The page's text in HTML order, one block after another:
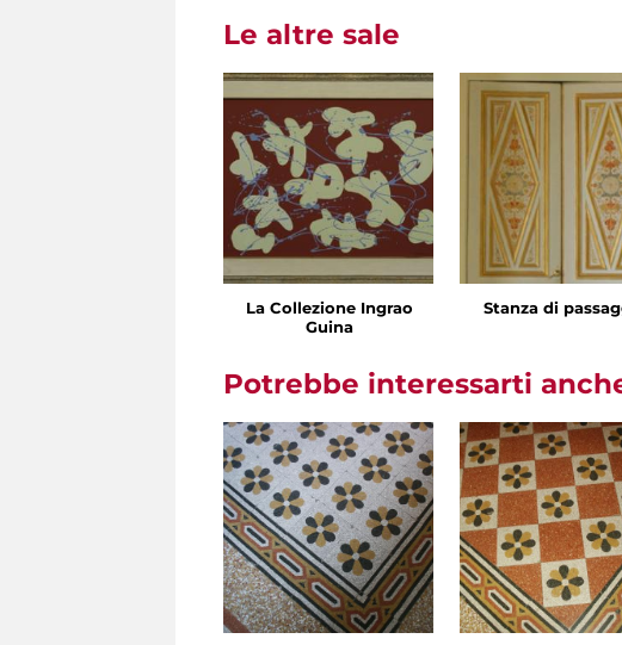
Le altre sale
La Collezione Ingrao
Guina
Stanza di
Potrebbe interessarti